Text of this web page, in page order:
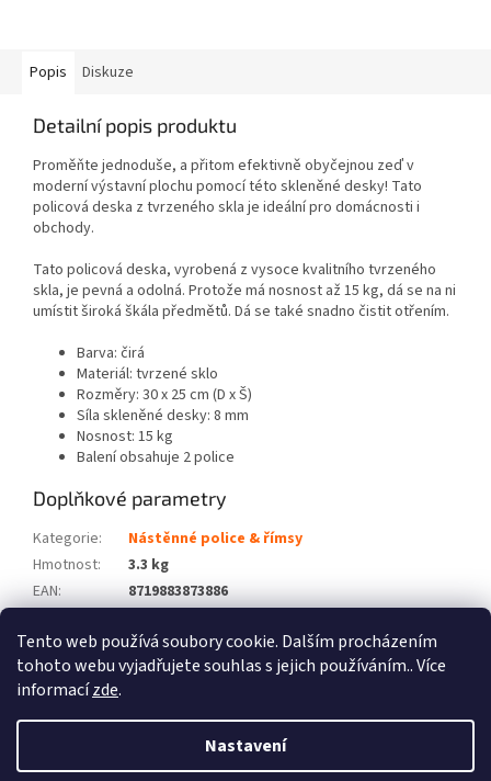
Tento web používá soubory cookie. Dalším procházením
tohoto webu vyjadřujete souhlas s jejich používáním.. Více
informacízde.
Nastavení
Popis Diskuze
Detailní popis produktu
Proměňte jednoduše, a přitom efektivně obyčejnou zeď v
moderní výstavní plochu pomocí této skleněné desky! Tato
policová deska z tvrzeného skla je ideální pro domácnosti i
obchody.
Tato policová deska, vyrobená z vysoce kvalitního tvrzeného
skla, je pevná a odolná. Protože má nosnost až 15 kg, dá se na ni
umístit široká škála předmětů. Dá se také snadno čistit otřením.
Barva: čirá
Materiál: tvrzené sklo
Rozměry: 30 x 25 cm (D x Š)
Síla skleněné desky: 8 mm
Nosnost: 15 kg
Balení obsahuje 2 police
Doplňkové parametry
Kategorie:
Nástěnné police & římsy
Hmotnost:
3.3 kg
EAN:
8719883873886
Počet balíků: 2
Vytvořil Shoptet